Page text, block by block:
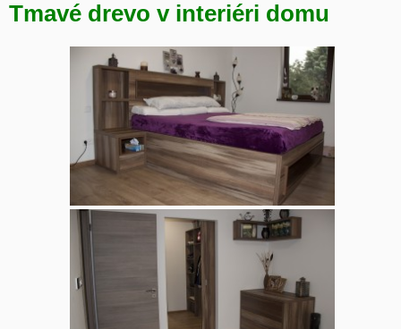
Tmavé drevo v interiéri domu